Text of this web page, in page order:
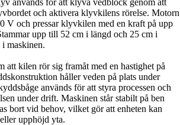
används för att klyva vedblock genom att
och aktivera klyvkilens rörelse. Motorn
V och pressar klyvkilen med en kraft på upp
upp till 52 cm i längd och 25 cm i
i maskinen.
att kilen rör sig framåt med en hastighet på
håller veden på plats under
används för att styra processen och
under drift. Maskinen står stabilt på ben
bort vid behov, vilket gör att enheten kan
upphöjd yta.